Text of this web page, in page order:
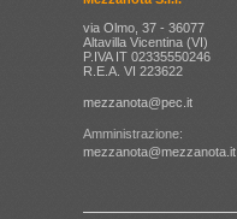
via Olmo, 37 - 36077
Altavilla Vicentina (VI)
P.IVA IT 02335550246
R.E.A. VI 223622
mezzanota@pec.it
Amministrazione:
mezzanota@mezzanota.it